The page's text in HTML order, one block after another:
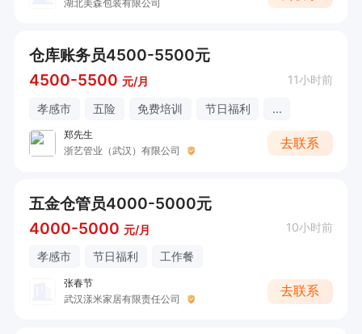
湖北美森包装有限公司
仓库账务员4500-5500元
4500-5500 元/月 11小时前
孝感市 五险 免费培训 节日福利 ...
郑先生
浙艺管业（武汉）有限公司
去联系
五金仓管员4000-5000元
4000-5000 元/月 10小时前
孝感市 节日福利 工作餐
张春节
武汉漾米家居有限责任公司
去联系